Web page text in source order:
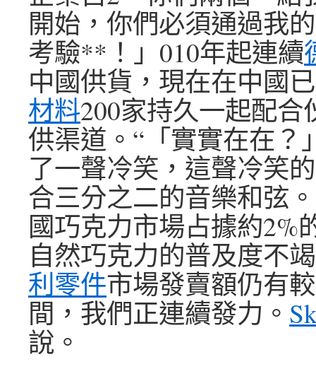
開始，你們必須通過我
考驗**！」010年起連續
中國供貨，現在在中國
材料200家持久一起配合
供渠道。“「實實在在？
了一聲冷笑，這聲冷笑
合三分之二的音樂和弦
國巧克力市場占據約2%
自然巧克力的普及度不
利零件市場發賣額仍有
間，我們正連續發力。
說。